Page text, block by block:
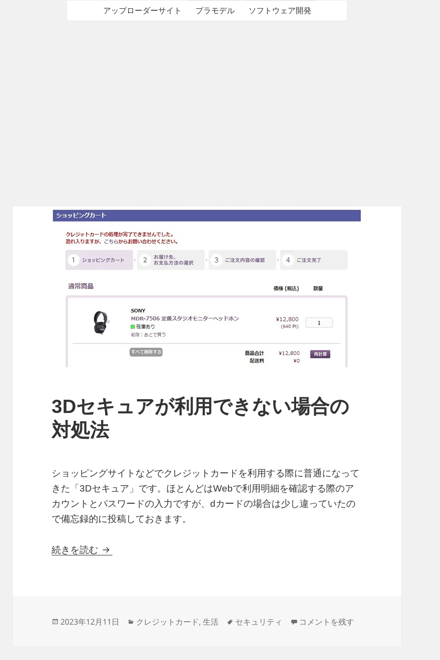
アップローダーサイト プラモデル ソフトウェア開発
3Dセキュアが利用できない場合の
対処法
ショッピングサイトなどでクレジットカードを利用する際に普通になって
きた「3Dセキュア」です。ほとんどはWebで利用明細を確認する際のア
カウントとパスワードの入力ですが、dカードの場合は少し違っていたの
で備忘録的に投稿しておきます。
続きを読む 3Dセキュアが利用できない場合の対処法
投
2023年12月11日
カ
クレジットカード,生活
タ
セキュリティ 3Dセキュアが利用できない場合の対処
コメントを残す